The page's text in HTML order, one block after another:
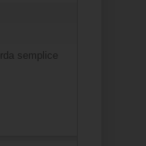
semplice